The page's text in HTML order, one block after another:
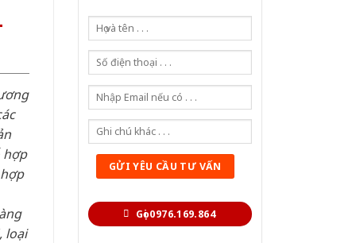
Gọi 0976.169.864
hợp
loại